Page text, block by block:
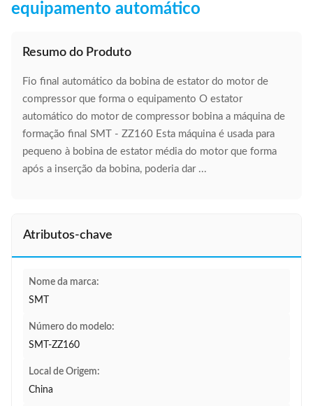
equipamento automático
Resumo do Produto
Fio final automático da bobina de estator do motor de
compressor que forma o equipamento O estator
automático do motor de compressor bobina a máquina de
formação final SMT - ZZ160 Esta máquina é usada para
pequeno à bobina de estator média do motor que forma
após a inserção da bobina, poderia dar ...
Atributos-chave
Nome da marca:
SMT
Número do modelo:
SMT-ZZ160
Local de Origem:
China